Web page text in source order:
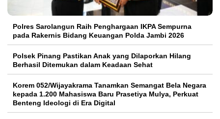
Polres Sarolangun Raih Penghargaan IKPA Sempurna
pada Rakernis Bidang Keuangan Polda Jambi 2026
Polsek Pinang Pastikan Anak yang Dilaporkan Hilang
Berhasil Ditemukan dalam Keadaan Sehat
Korem 052/Wijayakrama Tanamkan Semangat Bela Negara
kepada 1.200 Mahasiswa Baru Prasetiya Mulya, Perkuat
Benteng Ideologi di Era Digital